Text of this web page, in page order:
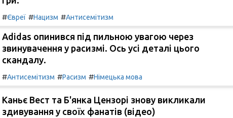
#Євреї #Нацизм #Антисемітизм
Adidas опинився під пильною увагою через
звинувачення у расизмі. Ось усі деталі цього
скандалу.
#Антисемітизм #Расизм #Німецька мова
Каньє Вест та Б'янка Цензорі знову викликали
здивування у своїх фанатів (відео)